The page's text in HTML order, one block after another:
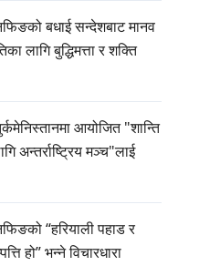
बधाई सन्देशबाट मानव
लागि बुद्धिमत्ता र शक्ति
आयोजित "शान्ति
अन्तर्राष्ट्रिय मञ्च"लाई
“हरियाली पहाड र
हो” भन्ने विचारधारा